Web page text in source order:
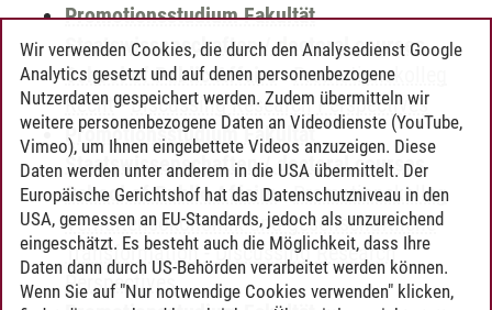
Promotionsstudium Fakultät
Staatswissenschaften / doctoral courses
School of Public Affairs-Promotionskolleg
Recht-Discussing Research Perspectives
Promotionsstudium Fakultät
Staatswissenschaften / doctoral courses
School of Public Affairs-Promotionskolleg
Verhaltensökonomik und gesellschaftliche
Transformation -Discussing Research
Perspectives
Wir verwenden Cookies, die durch den Analysedienst Google
Analytics gesetzt und auf denen personenbezogene
Nutzerdaten gespeichert werden. Zudem übermitteln wir
weitere personenbezogene Daten an Videodienste (YouTube,
Vimeo), um Ihnen eingebettete Videos anzuzeigen. Diese
Daten werden unter anderem in die USA übermittelt. Der
Europäische Gerichtshof hat das Datenschutzniveau in den
USA, gemessen an EU-Standards, jedoch als unzureichend
eingeschätzt. Es besteht auch die Möglichkeit, dass Ihre
Daten dann durch US-Behörden verarbeitet werden können.
Wenn Sie auf "Nur notwendige Cookies verwenden" klicken,